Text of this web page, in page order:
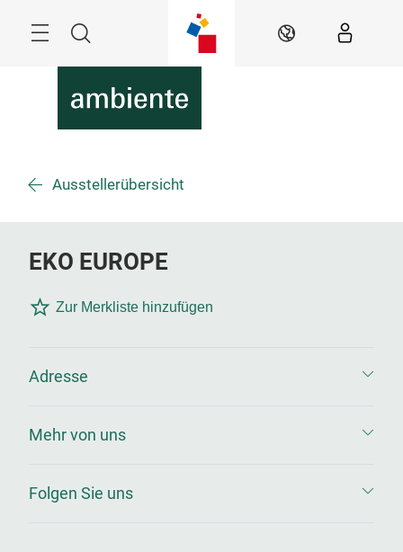
Suche DE
Ausstellerübersicht
EKO EUROPE
Zur Merkliste hinzufügen
Adresse
Mehr von uns
Folgen Sie uns